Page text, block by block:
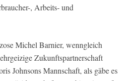
, Arbeits- und
Michel Barnier, wenngleich
Zukunftspartnerschaft
Johnsons Mannschaft, als gäbe es